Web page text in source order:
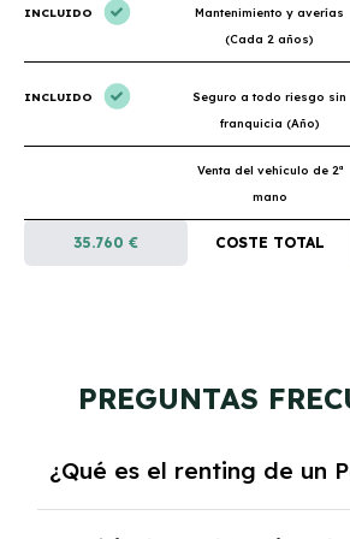
INCLUIDO
Mantenimiento y averías
(Cada 2 años)
INCLUIDO
Seguro a todo riesgo sin
franquicia (Año)
Venta del vehículo de 2ª
mano
35.760 € COSTE TOTAL
PREGUNTAS
¿Qué es el renting de un